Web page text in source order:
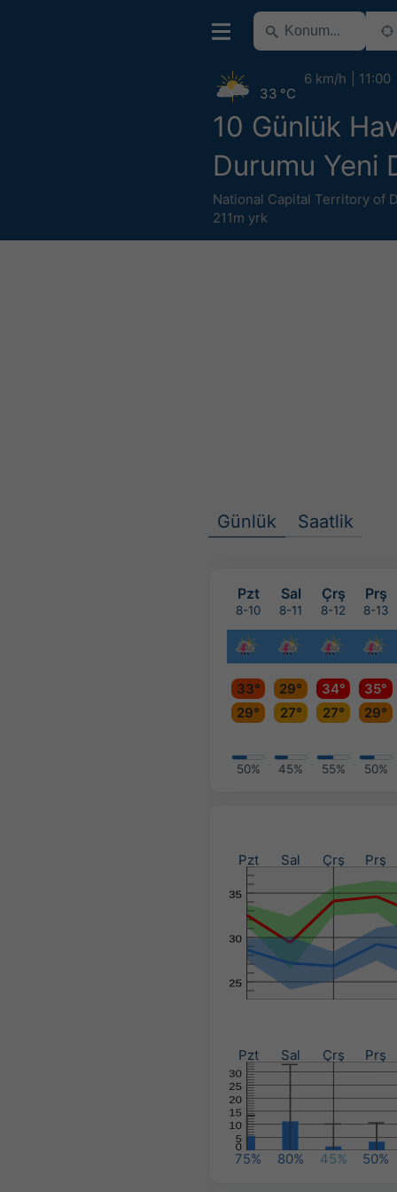
10 Günlük
Durumu Yeni
National Capital Territory of
211m yrk
33 °C
6 km/h 11:00
Günlük Saatlik
Pzt Sal Çrş Prş
8-10 8-11 8-12 8-13
33° 29° 34°
35°
29°
27° 27° 29°
50% 45% 55% 50%
Pzt Sal Çrş Prş
Pzt Sal Çrş Prş
75% 80% 45% 50%